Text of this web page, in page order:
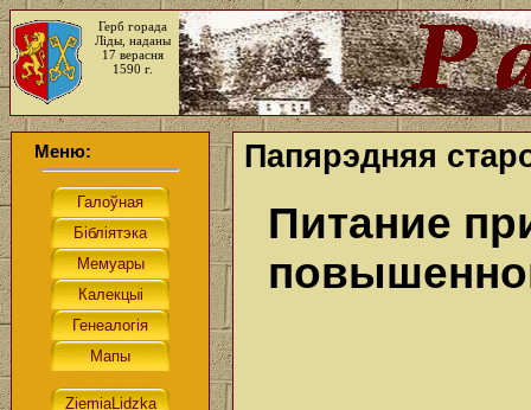
Герб горада
Ліды, наданы
17 верасня
1590 г.
Меню: Папярэдняя
Питание